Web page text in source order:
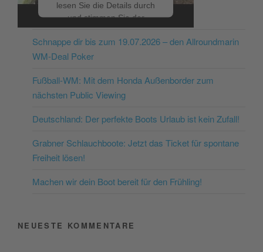
lesen Sie die Details durch
und stimmen Sie der
Nutzung des Service zu, um
dieses Video anzusehen.
Mehr Informationen
powered by
Consent Management
NEUESTE BEITRÄGE
Schnappe dir bis zum 19.07.2026 – den Allroundmarin
WM-Deal Poker
Fußball-WM: Mit dem Honda Außenborder zum
nächsten Public Viewing
Deutschland: Der perfekte Boots Urlaub ist kein Zufall!
Grabner Schlauchboote: Jetzt das Ticket für spontane
Freiheit lösen!
Machen wir dein Boot bereit für den Frühling!
NEUESTE KOMMENTARE